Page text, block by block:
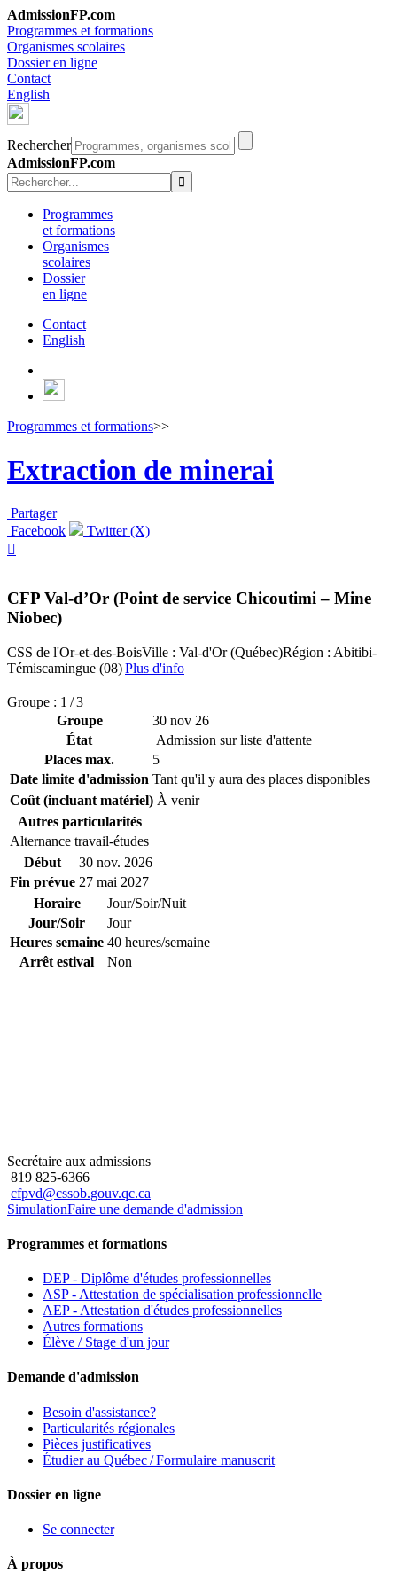
AdmissionFP.com
Programmes et formations
Organismes scolaires
Dossier en ligne
Contact
English
Rechercher
AdmissionFP.com
Programmes
et formations
Organismes
scolaires
Dossier
en ligne
Contact
English
Programmes et formations>>
Extraction de minerai
Partager
Facebook
Twitter (X)

CFP Val-d’Or (Point de service Chicoutimi – Mine
Niobec)
CSS de l'Or-et-des-BoisVille : Val-d'Or (Québec)Région : Abitibi-
Témiscamingue (08)Plus d'info
Groupe : 1 / 3
Groupe
30 nov 26
État
Admission sur liste d'attente
Places max.
5
Date limite d'admission Tant qu'il y aura des places disponibles
Coût (incluant matériel) À venir
Autres particularités
Alternance travail-études
Début
30 nov. 2026
Fin prévue 27 mai 2027
Horaire
Jour/Soir/Nuit
Jour/Soir
Jour
Heures semaine 40 heures/semaine
Arrêt estival
Non
Secrétaire aux admissions
819 825-6366
cfpvd@cssob.gouv.qc.ca
SimulationFaire une demande d'admission
Programmes et formations
DEP - Diplôme d'études professionnelles
ASP - Attestation de spécialisation professionnelle
AEP - Attestation d'études professionnelles
Autres formations
Élève / Stage d'un jour
Demande d'admission
Besoin d'assistance?
Particularités régionales
Pièces justificatives
Étudier au Québec / Formulaire manuscrit
Dossier en ligne
Se connecter
À propos